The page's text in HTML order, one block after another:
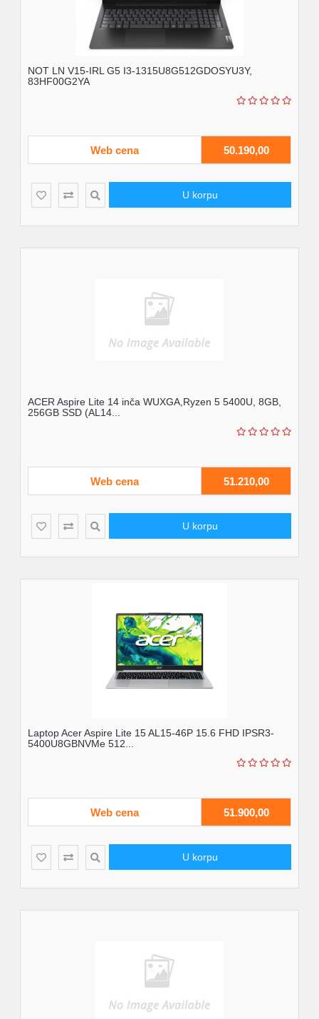
NOT LN V15-IRL G5 I3-1315U8G512GDOSYU3Y,
83HF00G2YA
Web cena 50.190,00
U korpu
ACER Aspire Lite 14 inča WUXGA,Ryzen 5 5400U, 8GB,
256GB SSD (AL14...
Web cena 51.210,00
U korpu
Laptop Acer Aspire Lite 15 AL15-46P 15.6 FHD IPSR3-
5400U8GBNVMe 512...
Web cena 51.900,00
U korpu